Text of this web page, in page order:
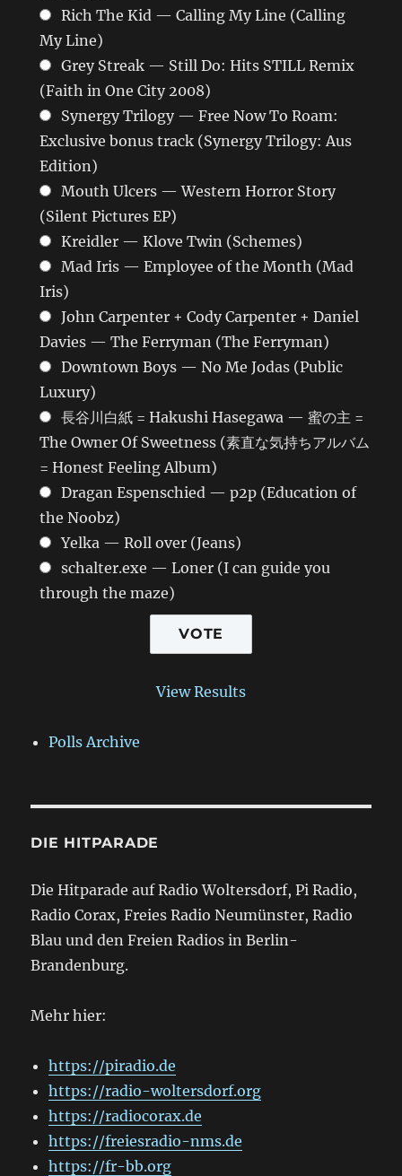
Rich The Kid — Calling My Line (Calling
My Line)
Grey Streak — Still Do: Hits STILL Remix
(Faith in One City 2008)
Synergy Trilogy — Free Now To Roam:
Exclusive bonus track (Synergy Trilogy: Aus
Edition)
Mouth Ulcers — Western Horror Story
(Silent Pictures EP)
Kreidler — Klove Twin (Schemes)
Mad Iris — Employee of the Month (Mad
Iris)
John Carpenter + Cody Carpenter + Daniel
Davies — The Ferryman (The Ferryman)
Downtown Boys — No Me Jodas (Public
Luxury)
長谷川白紙 = Hakushi Hasegawa — 蜜の主 =
The Owner Of Sweetness (素直な気持ちアルバム
= Honest Feeling Album)
Dragan Espenschied — p2p (Education of
the Noobz)
Yelka — Roll over (Jeans)
schalter.exe — Loner (I can guide you
through the maze)
View Results
Polls Archive
DIE HITPARADE
Die Hitparade auf Radio Woltersdorf, Pi Radio,
Radio Corax, Freies Radio Neumünster, Radio
Blau und den Freien Radios in Berlin-
Brandenburg.
Mehr hier:
https://piradio.de
https://radio-woltersdorf.org
https://radiocorax.de
https://freiesradio-nms.de
https://fr-bb.org